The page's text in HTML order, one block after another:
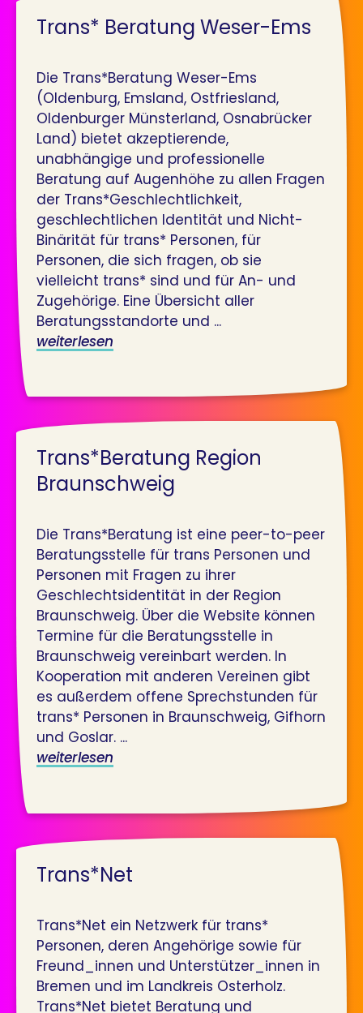
Trans* Beratung Weser-Ems
Die Trans*Beratung Weser-Ems
(Oldenburg, Emsland, Ostfriesland,
Oldenburger Münsterland, Osnabrücker
Land) bietet akzeptierende,
unabhängige und professionelle
Beratung auf Augenhöhe zu allen Fragen
der Trans*Geschlechtlichkeit,
geschlechtlichen Identität und Nicht-
Binärität für trans* Personen, für
Personen, die sich fragen, ob sie
vielleicht trans* sind und für An- und
Zugehörige. Eine Übersicht aller
Beratungsstandorte und ...
weiterlesen
Trans*Beratung Region
Braunschweig
Die Trans*Beratung ist eine peer-to-peer
Beratungsstelle für trans Personen und
Personen mit Fragen zu ihrer
Geschlechts­identität in der Region
Braunschweig. Über die Website können
Termine für die Beratungsstelle in
Braunschweig vereinbart werden. In
Kooperation mit anderen Vereinen gibt
es außerdem offene Sprechstunden für
trans* Personen in Braunschweig, Gifhorn
und Goslar. ...
weiterlesen
Trans*Net
Trans*Net ein Netzwerk für trans*
Personen, deren Angehörige sowie für
Freund_innen und Unterstützer_innen in
Bremen und im Landkreis Osterholz.
Trans*Net bietet Beratung und